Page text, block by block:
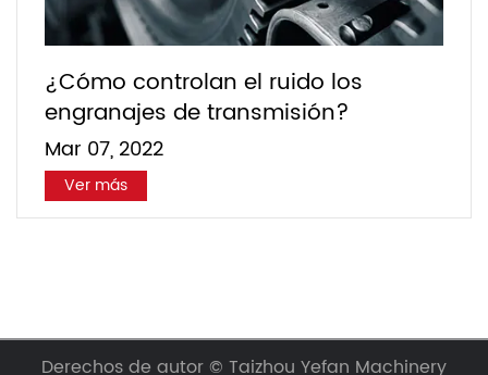
¿Cómo controlan el ruido los
engranajes de transmisión?
Mar 07, 2022
Ver más
Derechos de autor © Taizhou Yefan Machinery